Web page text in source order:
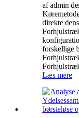
af admin
direkte
forskellige
Læs mere